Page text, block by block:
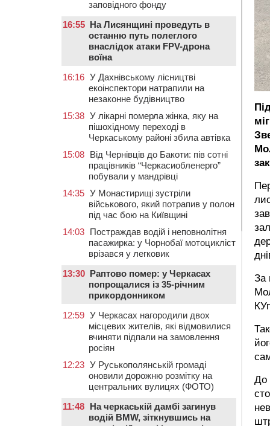
За
До
заповідного фонду
16:55 На Лисянщині проведуть в
останню путь полеглого
внаслідок атаки FPV-дрона
воїна
16:16 У Дахнівському лісництві
екоінспектори натрапили на
незаконне будівництво
15:38 У лікарні померла жінка, яку на
пішохідному переході в
Черкаському районі збила автівка
15:08 Від Чернівців до Бакоти: пів сотні
працівників “Черкасиобленерго”
побували у мандрівці
14:35 У Монастирищі зустріли
військового, який потрапив у полон
під час бою на Київщині
14:03 Постраждав водій і неповнолітня
пасажирка: у Чорнобаї мотоцикліст
врізався у легковик
13:30 Раптово помер: у Черкасах
попрощалися із 35-річним
прикордонником
12:59 У Черкасах нагородили двох
місцевих жителів, які відмовилися
вчиняти підпали на замовлення
росіян
12:23 У Руськополянській громаді
оновили дорожню розмітку на
центральних вулицях (ФОТО)
11:48 На черкаській дамбі загинув
водій BMW, зіткнувшись на